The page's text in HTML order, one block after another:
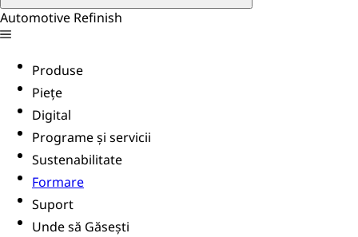
Automotive Refinish
Produse
Piețe
Digital
Programe și servicii
Sustenabilitate
Formare
Suport
Unde să Găsești